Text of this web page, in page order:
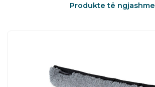
quantity
Produkte të ngjashme